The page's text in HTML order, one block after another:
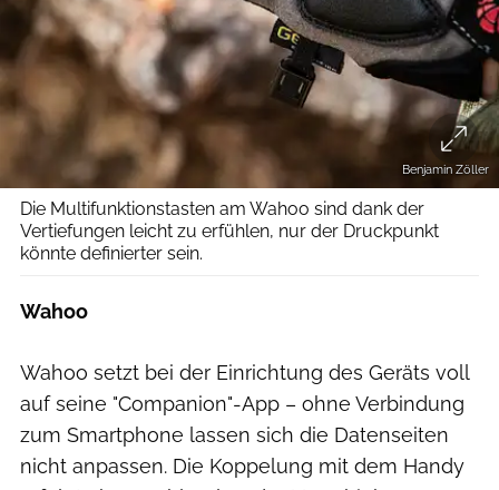
Benjamin Zöller
Die Multifunktionstasten am Wahoo sind dank der
Vertiefungen leicht zu erfühlen, nur der Druckpunkt
könnte definierter sein.
Wahoo
Wahoo setzt bei der Einrichtung des Geräts voll
auf seine "Companion"-App – ohne Verbindung
zum Smartphone lassen sich die Datenseiten
nicht anpassen. Die Koppelung mit dem Handy